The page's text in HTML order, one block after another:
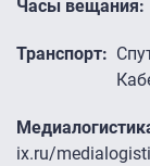
Часы вещания
Транспорт
ix.ru/